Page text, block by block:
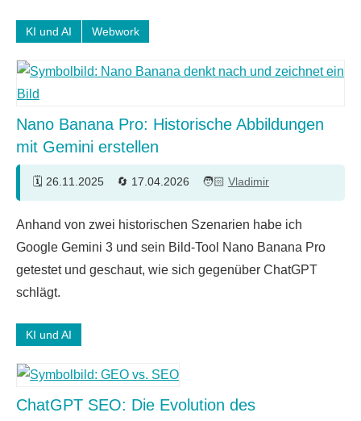
KI und AI Webwork
Nano Banana Pro: Historische Abbildungen
mit Gemini erstellen
26.11.2025 17.04.2026 Vladimir
Kommentar
Anhand von zwei historischen Szenarien habe ich
Google Gemini 3 und sein Bild-Tool Nano Banana Pro
getestet und geschaut, wie sich gegenüber ChatGPT
schlägt.
KI und AI
ChatGPT SEO: Die Evolution des